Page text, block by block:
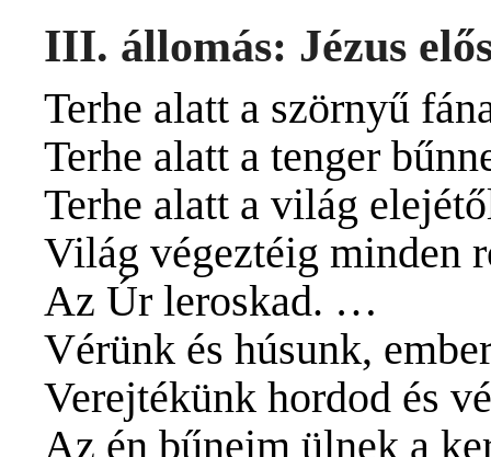
III. állomás: Jézus
Terhe alatt a szörnyű
Terhe alatt a tenger
Terhe alatt a világ
Világ végeztéig minden
Az Úr leroskad. …
Vérünk és húsunk,
Verejtékünk hordod és
Az én bűneim ülnek a